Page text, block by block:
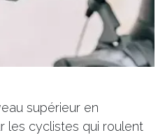
supérieur en
les cyclistes qui roulent